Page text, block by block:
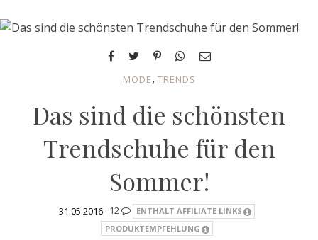
MODE, TRENDS
Das sind die schönsten
Trendschuhe für den
Sommer!
31.05.2016 · 12
ENTHÄLT AFFILIATE LINKS
PRODUKTEMPFEHLUNG